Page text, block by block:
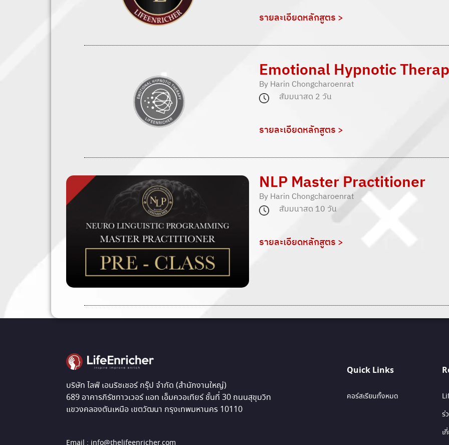
รายละเอียดหลักสูตร >
Emotional Hypnotic
By Harin Chongcharoenrat
สัมมนาสด 2 วัน
รายละเอียดหลักสูตร >
NLP Master Practitioner
By Harin Chongcharoenrat
สัมมนาสด 10 วัน
รายละเอียดหลักสูตร >
บริษัท ไลฟ์ เอนริชเชอร์ กรุ๊ป จำกัด (สำนักงานใหญ่)
689 อาคารภิรัชทาวเวอร์ แอท เอ็มควอเทียร์ ชั้นที่ 30 ถนนสุขุมวิท
แขวงคลองตันเหนือ เขตวัฒนา กรุงเทพมหานคร 10110
Quick Links
คอร์สเรียนทั้งหมด
ร่
เ